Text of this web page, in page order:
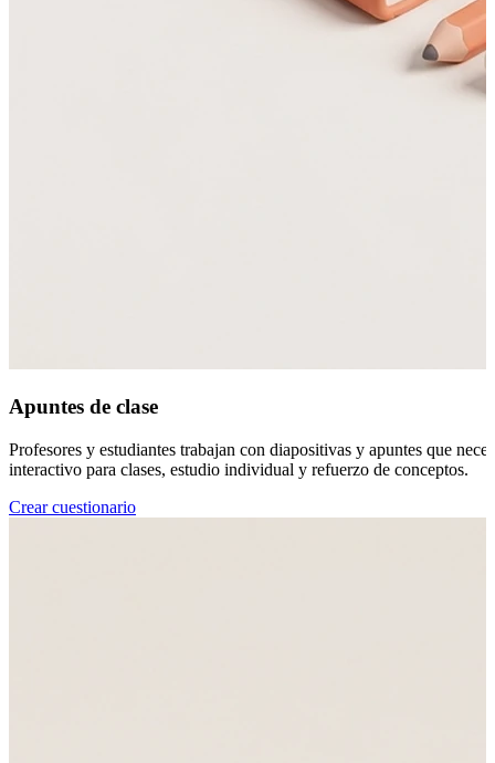
Apuntes de clase
Profesores y estudiantes trabajan con diapositivas y apuntes que
interactivo para clases, estudio individual y refuerzo de conceptos.
Crear cuestionario